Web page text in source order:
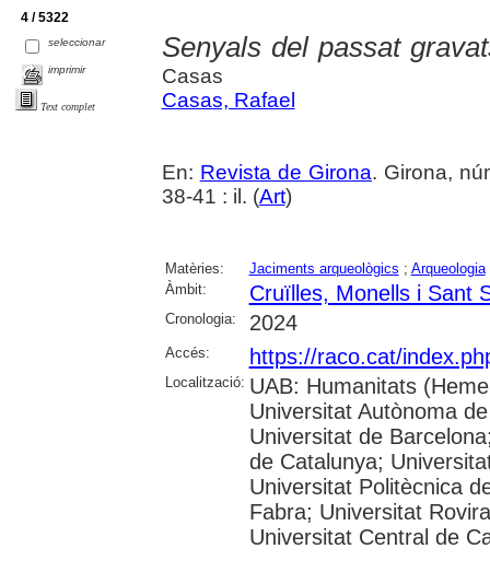
4 / 5322
seleccionar
imprimir
Text complet
Senyals del passat
Casas
Casas, Rafael
En: Revista de Girona. Girona,
38-41 : il. (Art)
Matèries: Jaciments arqueològics ; Arqueologia
Àmbit:
Cruïlles, Monells i Sant
Cronologia: 2024
Accés: https://raco.cat/
Localització: UAB: Humanitats
Universitat Autònoma
Universitat de
de Catalunya;
Universitat Politècnica
Fabra; Universitat
Universitat Central de